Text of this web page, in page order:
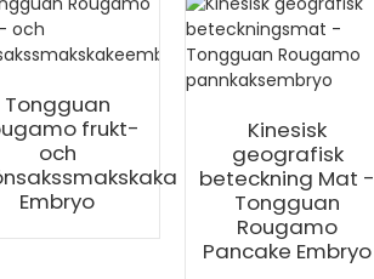
Tongguan
frukt-
och
Embryo
Kinesisk
geografisk
beteckning Mat -
Tongguan
Rougamo
Pancake Embryo